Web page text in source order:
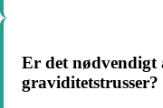
Er det nødvendigt
graviditetstrusser?